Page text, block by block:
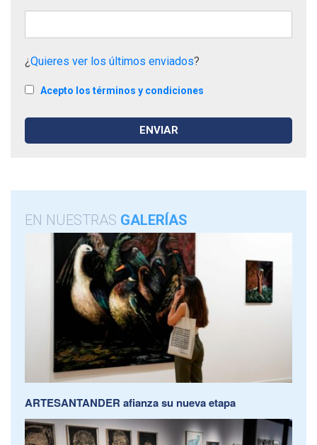
¿Quieres ver los últimos enviados?
Acepto los términos y condiciones
EN NUESTRAS GALERÍAS
ARTESANTANDER afianza su nueva etapa